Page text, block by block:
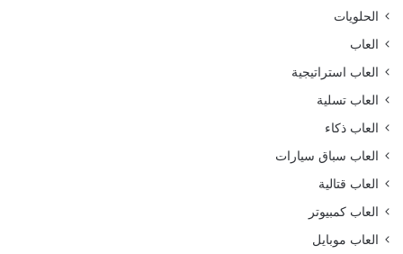
الحلويات
العاب
العاب استراتيجية
العاب تسلية
العاب ذكاء
العاب سباق سيارات
العاب قتالية
العاب كمبيوتر
العاب موبايل